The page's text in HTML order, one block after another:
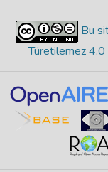
Bu
Türetilemez 4.0